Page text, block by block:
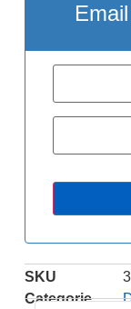
SKU
Categorie